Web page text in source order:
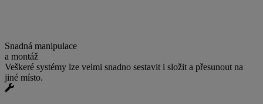
Snadná manipulace
a montáž
Veškeré systémy lze velmi snadno sestavit i složit a přesunout na
jiné místo.